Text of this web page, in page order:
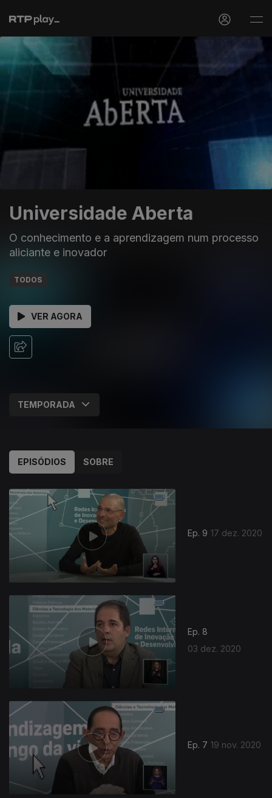
Universidade Aberta
O conhecimento e a aprendizagem num processo
aliciante e inovador
TODOS
VER AGORA
EPISÓDIOS SOBRE
Ep. 9 17 dez. 2020
Ep. 8
03 dez. 2020
Ep. 7 19 nov. 2020